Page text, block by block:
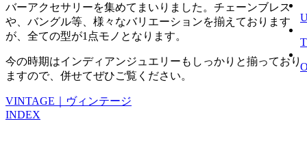
T
バーアクセサリーを集めてまいりました。チェーンブレス
や、バングル等、様々なバリエーションを揃えております
が、全ての型が1点モノとなります。
今の時期はインディアンジュエリーもしっかりと揃っており
ますので、併せてぜひご覧ください。
VINTAGE｜ヴィンテージ
INDEX